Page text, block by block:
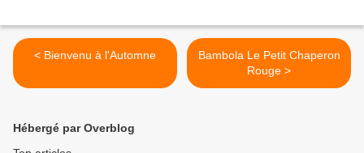
< Bienvenu à l'Automne
Bambola Le Petit Chaperon
Rouge >
Hébergé par Overblog